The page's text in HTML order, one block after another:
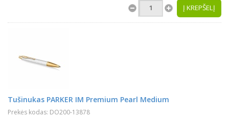
Į KREPŠELĮ
Tušinukas PARKER IM Premium Pearl Medium
Prekės kodas: DO200-13878